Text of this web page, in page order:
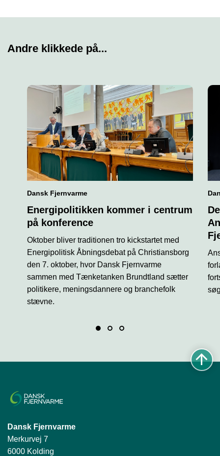
Andre klikkede på...
Dansk Fjernvarme
Energipolitikken kommer i centrum
på konference
Oktober bliver traditionen tro kickstartet med
Energipolitisk Åbningsdebat på Christiansborg
den 7. oktober, hvor Dansk Fjernvarme
sammen med Tænketanken Brundtland sætter
politikere, meningsdannere og branchefolk
stævne.
Dansk Fjernvarme
Merkurvej 7
6000 Kolding